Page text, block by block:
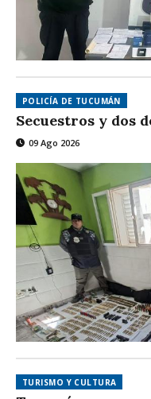
POLICÍA DE TUCUMÁN
Secuestros y dos
09 Ago 2026
TURISMO Y CULTURA